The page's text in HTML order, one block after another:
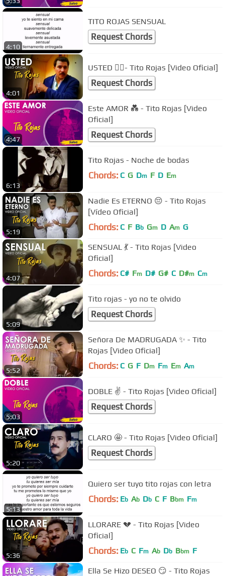
4:10
TITO ROJAS SENSUAL
Request Chords
4:01
USTED 👯‍♀️- Tito Rojas [Video Oficial]
Request Chords
4:47
Este AMOR 💑 - Tito Rojas [Video
Oficial]
Request Chords
6:13
Tito Rojas - Noche de bodas
Chords: C G Dm F D Em
5:19
Nadie Es ETERNO 😔 - Tito Rojas
[Vídeo Oficial]
Chords: C F Bb Gm D Am G
4:07
SENSUAL 💃 - Tito Rojas [Video
Oficial]
Chords: C# Fm D# G# C D#m Cm
5:09
Tito rojas - yo no te olvido
Request Chords
5:52
Señora De MADRUGADA ✨ - Tito
Rojas [Video Oficial]
Chords: C G F Dm Fm Em Am
5:03
DOBLE ✌ - Tito Rojas [Video Oficial]
Request Chords
5:20
CLARO 🤩 - Tito Rojas [Video Oficial]
Request Chords
5:13
Quiero ser tuyo tito rojas con letra
Chords: Eb Ab Db C F Bbm Fm
5:36
LLORARE 💔 - Tito Rojas [Video
Oficial]
Chords: Eb C Fm Ab Db Bbm F
Ella Se Hizo DESEO 😏 - Tito Rojas